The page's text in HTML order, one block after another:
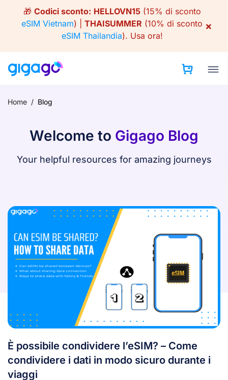
content
🎁 Codici sconto: HELLOVN15(15% di sconto
eSIM Vietnam) | THAISUMMER (10% di sconto
eSIM Thailandia). Usa ora!
×
Home / Blog
Welcome to Gigago Blog
Your helpful resources for amazing journeys
È possibile condividere l’eSIM? – Come
condividere i dati in modo sicuro durante i
viaggi